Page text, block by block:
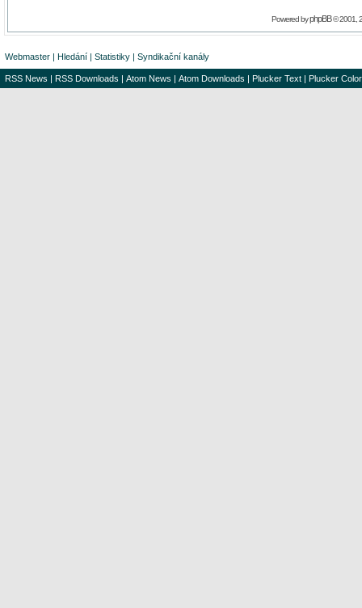
Powered byphpBB© 2001,
Webmaster | Hledání | Statistiky | Syndikační kanály
RSS News | RSS Downloads | Atom News | Atom Downloads | Plucker Text | Plucker Color